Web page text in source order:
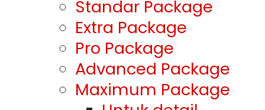
Standar Package
Extra Package
Pro Package
Advanced Package
Maximum Package